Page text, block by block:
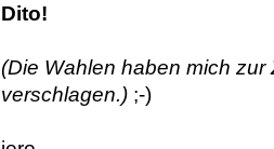
Dito!
(Die Wahlen haben mich
verschlagen.) ;-)